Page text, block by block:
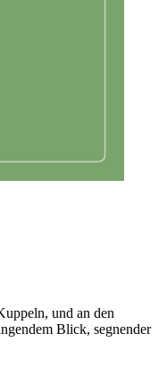
und an den
Blick, segnender